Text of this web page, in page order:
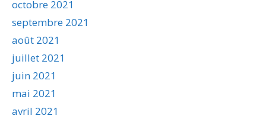
octobre 2021
septembre 2021
août 2021
juillet 2021
juin 2021
mai 2021
avril 2021